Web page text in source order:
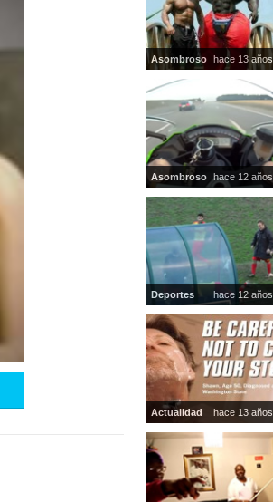
Asombroso hace 13 años
Asombroso hace 12 años
Deportes hace 12 años
Actualidad hace 13 años